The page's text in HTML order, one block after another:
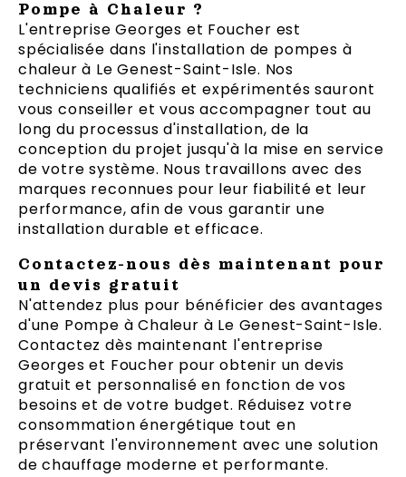
Pompe à Chaleur ?
L'entreprise Georges et Foucher est
spécialisée dans l'installation de pompes à
chaleur à Le Genest-Saint-Isle. Nos
techniciens qualifiés et expérimentés sauront
vous conseiller et vous accompagner tout au
long du processus d'installation, de la
conception du projet jusqu'à la mise en service
de votre système. Nous travaillons avec des
marques reconnues pour leur fiabilité et leur
performance, afin de vous garantir une
installation durable et efficace.
Contactez-nous dès maintenant pour
un devis gratuit
N'attendez plus pour bénéficier des avantages
d'une Pompe à Chaleur à Le Genest-Saint-Isle.
Contactez dès maintenant l'entreprise
Georges et Foucher pour obtenir un devis
gratuit et personnalisé en fonction de vos
besoins et de votre budget. Réduisez votre
consommation énergétique tout en
préservant l'environnement avec une solution
de chauffage moderne et performante.